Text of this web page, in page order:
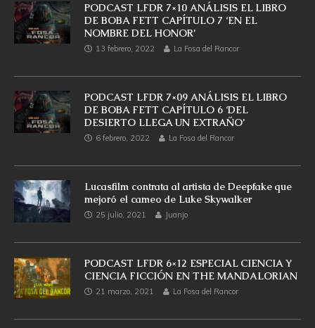
PODCAST LFDR 7×10 ANÁLISIS EL LIBRO
DE BOBA FETT CAPÍTULO 7 ‘EN EL
NOMBRE DEL HONOR’
13 febrero, 2022 La Fosa del Rancor
PODCAST LFDR 7×09 ANÁLISIS EL LIBRO
DE BOBA FETT CAPÍTULO 6 ‘DEL
DESIERTO LLEGA UN EXTRAÑO’
6 febrero, 2022 La Fosa del Rancor
Lucasfilm contrata al artista de Deepfake que
mejoró el cameo de Luke Skywalker
25 julio, 2021 Juanjo
PODCAST LFDR 6×12 ESPECIAL CIENCIA Y
CIENCIA FICCIÓN EN THE MANDALORIAN
21 marzo, 2021 La Fosa del Rancor